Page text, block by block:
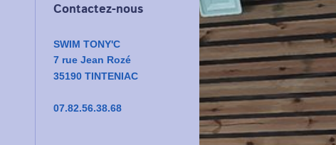
Contactez-nous
SWIM TONY'C
7 rue Jean Rozé
35190 TINTENIAC
07.82.56.38.68